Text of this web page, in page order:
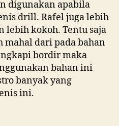
digunakan apabila
drill. Rafel juga lebih
lebih kokoh. Tentu saja
mahal dari pada bahan
bordir maka
bahan ini
banyak yang
ini.